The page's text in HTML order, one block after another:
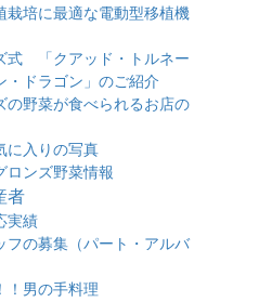
培に最適な電動型移植機
式 「クアッド・トルネー
・ドラゴン」のご紹介
野菜が食べられるお店の
に入りの写真
ンズ野菜情報
者
実績
の募集（パート・アルバ
男の手料理